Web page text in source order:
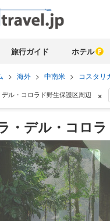
旅行ガイド ホテル
> 海外 > 中南米 > コスタリ
デル・コロラド野生保護区周辺 ×
・デル・コロ